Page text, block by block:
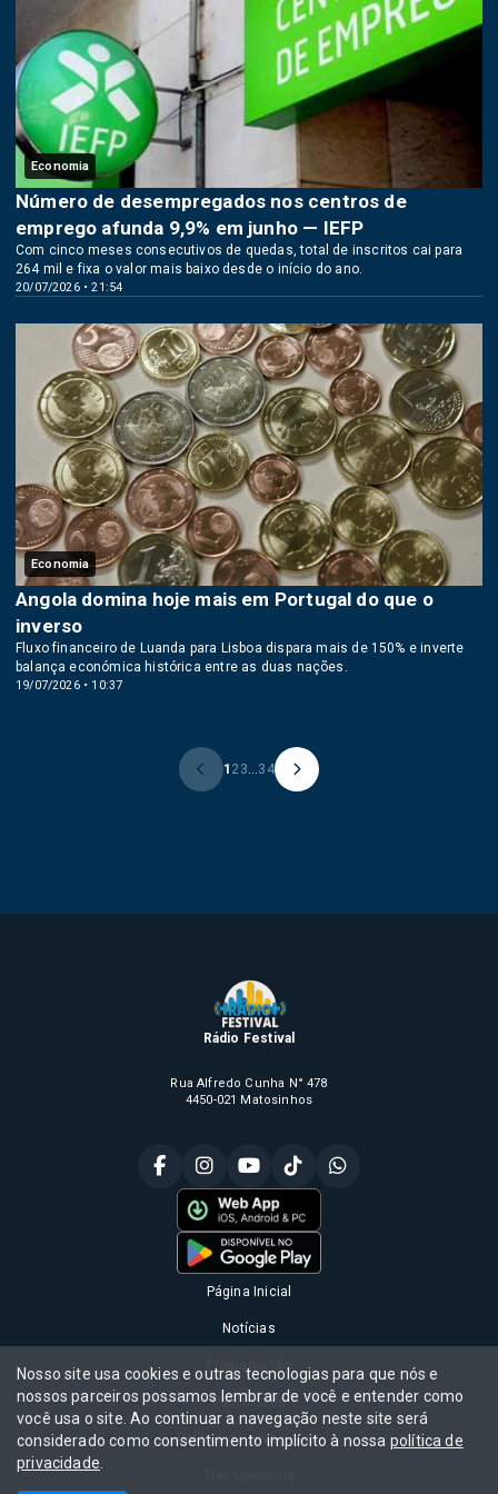
Economia
20/07/2026 • 21:54
Número de desempregados nos centros de
emprego afunda 9,9% em junho — IEFP
Com cinco meses consecutivos de quedas, total de inscritos cai para
264 mil e fixa o valor mais baixo desde o início do ano.
Economia
19/07/2026 • 10:37
Angola domina hoje mais em Portugal do que o
inverso
Fluxo financeiro de Luanda para Lisboa dispara mais de 150% e inverte
balança económica histórica entre as duas nações.
1 2 3 34
Rádio Festival
Rua Alfredo Cunha N° 478
4450-021 Matosinhos
Página Inicial
Notícias
Programação
Publicidade
Política de privacidade
Nosso site usa cookies e outras tecnologias para que nós e
nossos parceiros possamos lembrar de você e entender como
você usa o site. Ao continuar a navegação neste site será
considerado como consentimento implícito à nossa política de
privacidade